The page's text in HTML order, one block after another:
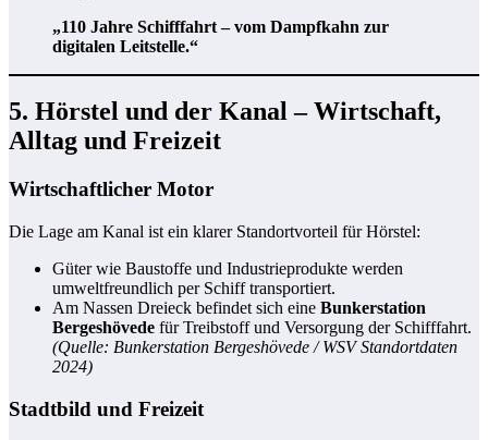
„110 Jahre Schifffahrt – vom Dampfkahn zur
digitalen Leitstelle.“
5. Hörstel und der Kanal – Wirtschaft,
Alltag und Freizeit
Wirtschaftlicher Motor
Die Lage am Kanal ist ein klarer Standortvorteil für Hörstel:
Güter wie Baustoffe und Industrieprodukte werden
umweltfreundlich per Schiff transportiert.
Am Nassen Dreieck befindet sich eine Bunkerstation
Bergeshövede für Treibstoff und Versorgung der Schifffahrt.
(Quelle: Bunkerstation Bergeshövede / WSV Standortdaten
2024)
Stadtbild und Freizeit